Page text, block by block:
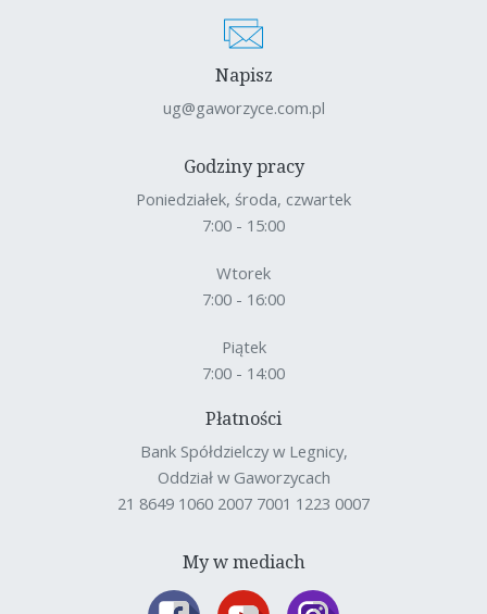
Napisz
ug@gaworzyce.com.pl
Godziny pracy
Poniedziałek, środa, czwartek
7:00 - 15:00
Wtorek
7:00 - 16:00
Piątek
7:00 - 14:00
Płatności
Bank Spółdzielczy w Legnicy,
Oddział w Gaworzycach
21 8649 1060 2007 7001 1223 0007
My w mediach